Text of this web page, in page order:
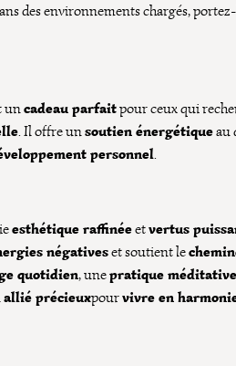
des environnements chargés,
uncadeau parfaitpour ceux qui
. Il offre unsoutien énergétiqueau
personnel.
esthétique raffinéeetvertus
négativeset soutient le
quotidien, unepratique méditative
allié précieuxpourvivre en